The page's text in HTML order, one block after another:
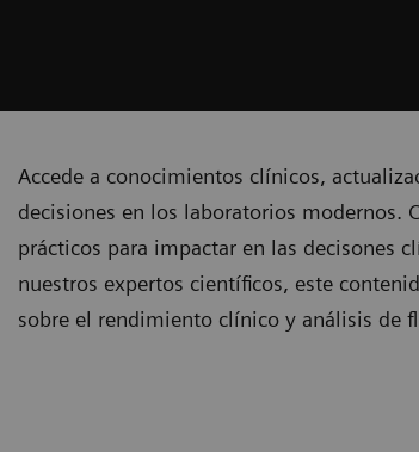
Accede a conocimientos clínicos,
decisiones en los laboratorios modernos.
prácticos para impactar en las decisones
nuestros expertos científicos, este
sobre el rendimiento clínico y análisis de